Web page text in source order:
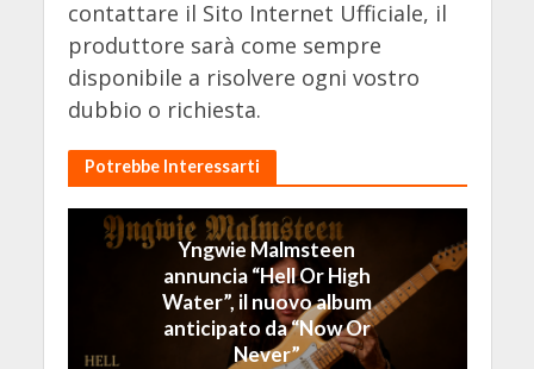
contattare il Sito Internet Ufficiale, il
produttore sarà come sempre
disponibile a risolvere ogni vostro
dubbio o richiesta.
Potrebbe Interessarti
Yngwie Malmsteen
annuncia “Hell Or High
Water”, il nuovo album
anticipato da “Now Or
Never”